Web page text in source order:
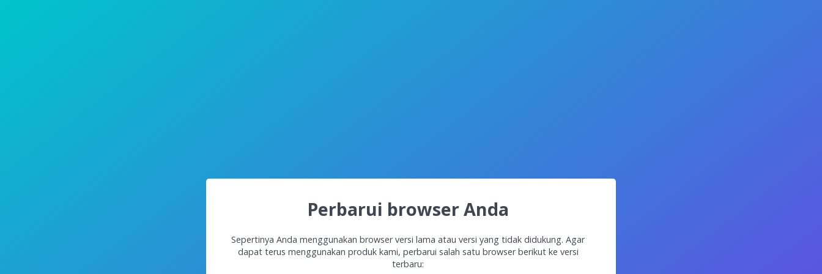
Perbarui browser Anda
Sepertinya Anda menggunakan browser versi lama atau versi yang tidak didukung. Agar
dapat terus menggunakan produk kami, perbarui salah satu browser berikut ke versi
terbaru: